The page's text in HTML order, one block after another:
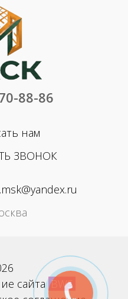
88-86
нам
ЗВОНОК
сайтаBWS